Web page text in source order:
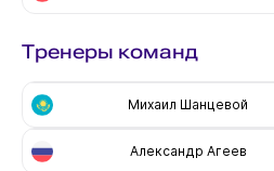
Тренеры команд
Михаил Шанцевой
Александр Агеев